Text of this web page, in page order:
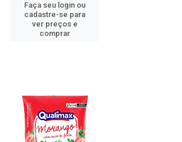
Faça seu login ou
cadastre-se para
ver preços e
comprar